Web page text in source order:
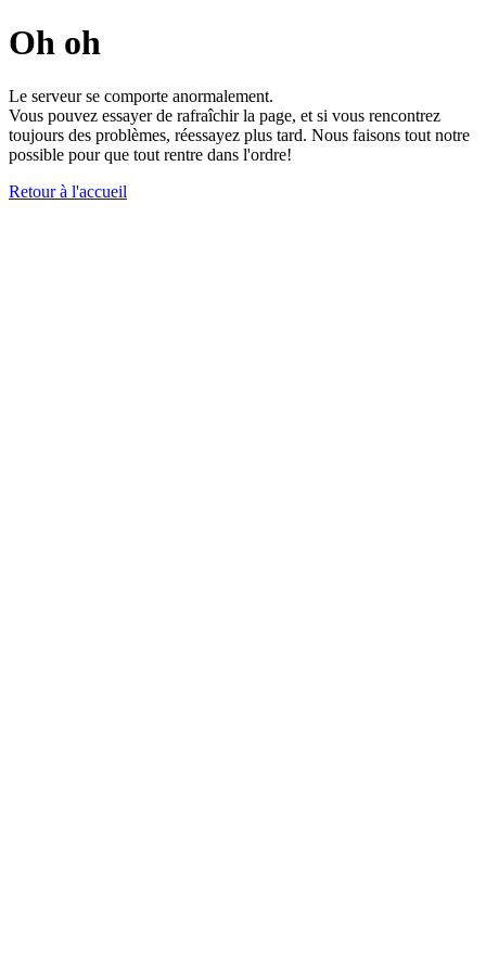
Oh oh
Le serveur se comporte anormalement.
Vous pouvez essayer de rafraîchir la page, et si vous rencontrez
toujours des problèmes, réessayez plus tard. Nous faisons tout notre
possible pour que tout rentre dans l'ordre!
Retour à l'accueil